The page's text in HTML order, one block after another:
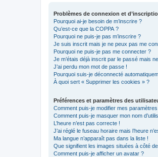
Problèmes de connexion et
Pourquoi ai-je besoin de m’inscrire ?
Qu’est-ce que la COPPA ?
Pourquoi ne puis-je pas m’inscrire ?
Je suis inscrit mais je ne peux pas me
Pourquoi ne puis-je pas me connecter ?
Je m’étais déjà inscrit par le passé mais
J’ai perdu mon mot de passe !
Pourquoi suis-je déconnecté
À quoi sert « Supprimer les cookies » ?
Préférences et paramètres des
Comment puis-je modifier mes
Comment puis-je masquer mon nom
L’heure n’est pas correcte !
J’ai réglé le fuseau horaire mais l’heure
Ma langue n’apparaît pas dans la liste !
Que signifient les images situées à côté
Comment puis-je afficher un avatar ?